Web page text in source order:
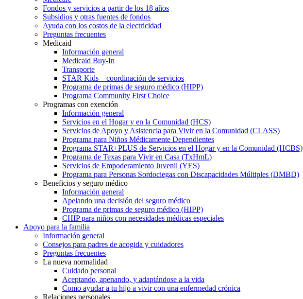
Fondos y servicios a partir de los 18 años
Subsidios y otras fuentes de fondos
Ayuda con los costos de la electricidad
Preguntas frecuentes
Medicaid
Información general
Medicaid Buy-In
Transporte
STAR Kids – coordinación de servicios
Programa de primas de seguro médico (HIPP)
Programa Community First Choice
Programas con exención
Información general
Servicios en el Hogar y en la Comunidad (HCS)
Servicios de Apoyo y Asistencia para Vivir en la Comunidad (CLASS)
Programa para Niños Médicamente Dependientes
Programa STAR+PLUS de Servicios en el Hogar y en la Comunidad (HCBS)
Programa de Texas para Vivir en Casa (TxHmL)
Servicios de Empoderamiento Juvenil (YES)
Programa para Personas Sordociegas con Discapacidades Múltiples (DMBD)
Beneficios y seguro médico
Información general
Apelando una decisión del seguro médico
Programa de primas de seguro médico (HIPP)
CHIP para niños con necesidades médicas especiales
Apoyo para la familia
Información general
Consejos para padres de acogida y cuidadores
Preguntas frecuentes
La nueva normalidad
Cuidado personal
Aceptando, apenando, y adaptándose a la vida
Como ayudar a tu hijo a vivir con una enfermedad crónica
Relaciones personales